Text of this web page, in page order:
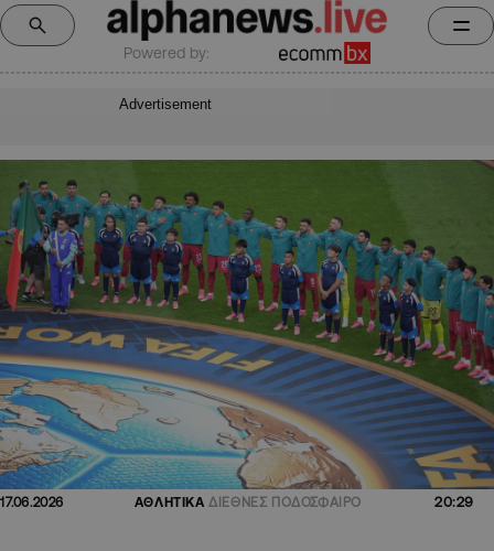
Powered by:
Advertisement
17.06.2026 ΑΘΛΗΤΙΚΑ ΔΙΕΘΝΕΣ ΠΟΔΟΣΦΑΙΡΟ 20:29